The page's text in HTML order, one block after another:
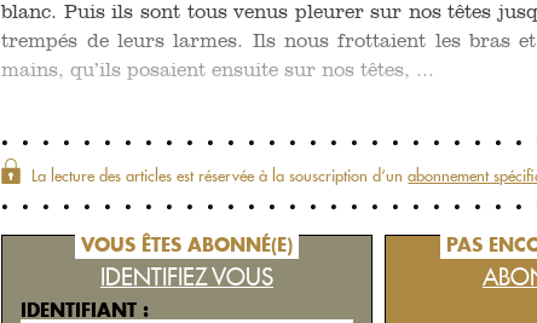
blanc. Puis ils sont tous venus pleurer sur nos têtes
trempés de leurs larmes. Ils nous frottaient les bras
mains, qu’ils posaient ensuite sur nos têtes, ...
La lecture des articles est réservée à la souscription d‘unabonnement
VOUS ÊTES ABONNÉ(E)
IDENTIFIEZ VOUS
IDENTIFIANT :
PAS